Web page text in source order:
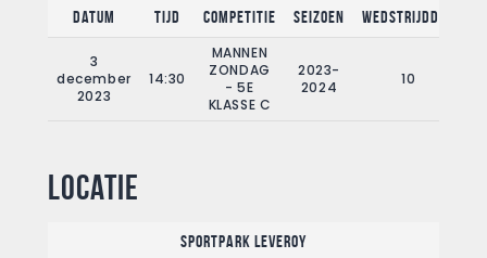
Datum Tijd Competitie Seizoen Wedstrijddag
3
december
2023
14:30
MANNEN
ZONDAG
- 5E
KLASSE C
2023-
2024
10
Locatie
Sportpark Leveroy